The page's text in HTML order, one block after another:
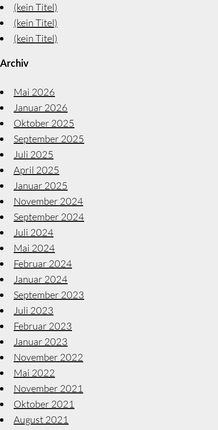
(kein Titel)
(kein Titel)
(kein Titel)
Archiv
Mai 2026
Januar 2026
Oktober 2025
September 2025
Juli 2025
April 2025
Januar 2025
November 2024
September 2024
Juli 2024
Mai 2024
Februar 2024
Januar 2024
September 2023
Juli 2023
Februar 2023
Januar 2023
November 2022
Mai 2022
November 2021
Oktober 2021
August 2021